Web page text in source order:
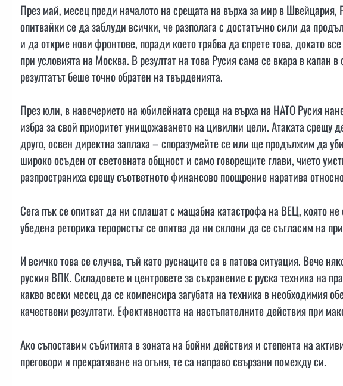
През май, месец преди началото на срещата на върха за мир в Швейцария,
опитвайки се да заблуди всички, че разполага с достатъчно сили да
и да открие нови фронтове, поради което трябва да спрете това, докато
при условията на Москва. В резултат на това Русия сама се вкара в капан
резултатът беше точно обратен на твърденията.
През юли, в навечерието на юбилейната среща на върха на НАТО Русия
избра за свой приоритет унищожаването на цивилни цели. Атаката срещу
друго, освен директна заплаха – споразумейте се или ще продължим да
широко осъден от световната общност и само говорещите глави, чието
разпространиха срещу съответното финансово поощрение наратива
Сега пък се опитват да ни сплашат с мащабна катастрофа на ВЕЦ, която не
убедена реторика терористът се опитва да ни склони да се съгласим на
И всичко това се случва, тъй като руснаците са в патова ситуация. Вече
руския ВПК. Складовете и центровете за съхранение с руска техника на
какво всеки месец да се компенсира загубата на техника в необходимия
качествени резултати. Ефективността на настъпателните действия при
Ако съпоставим събитията в зоната на бойни действия и степента на
преговори и прекратяване на огъня, те са направо свързани помежду си.